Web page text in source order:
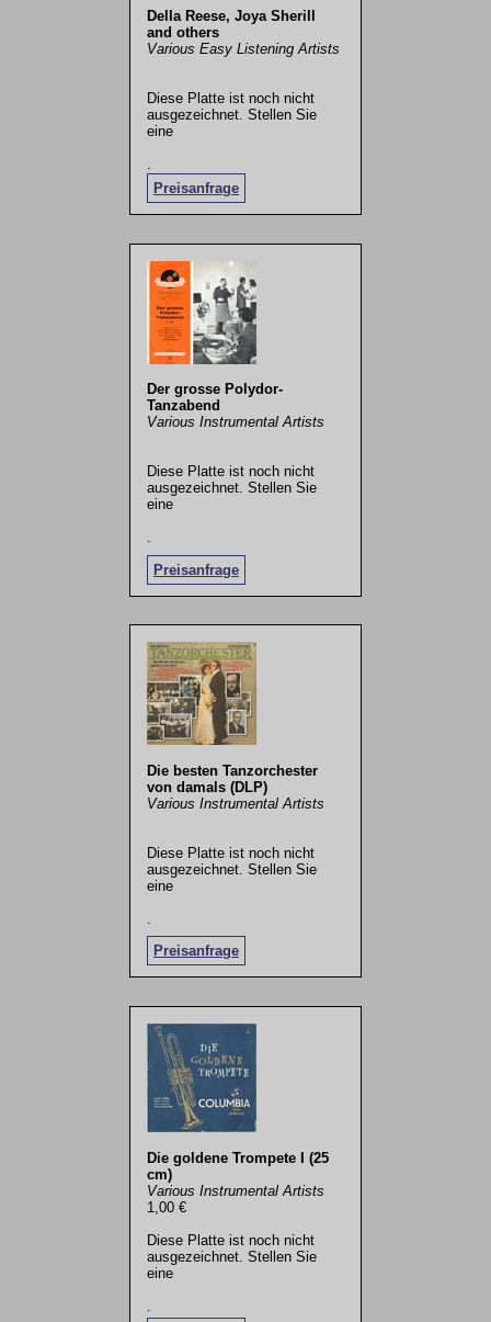
Della Reese, Joya Sherill
and others
Various Easy Listening Artists
Diese Platte ist noch nicht
ausgezeichnet. Stellen Sie
eine
Preisanfrage
Der grosse Polydor-
Tanzabend
Various Instrumental Artists
Diese Platte ist noch nicht
ausgezeichnet. Stellen Sie
eine
Preisanfrage
.
Die besten Tanzorchester
von damals (DLP)
Various Instrumental Artists
Diese Platte ist noch nicht
ausgezeichnet. Stellen Sie
eine
Preisanfrage
Die goldene Trompete I (25
cm)
Various Instrumental Artists
1,00 €
Diese Platte ist noch nicht
ausgezeichnet. Stellen Sie
eine